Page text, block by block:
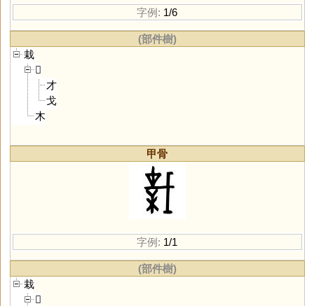
字例: 1/6
(部件樹)
栽
𢦔
才
戈
木
甲骨
字例: 1/1
(部件樹)
栽
𢦔